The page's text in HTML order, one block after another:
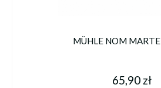
MÜHLE NOM
65,90 zł